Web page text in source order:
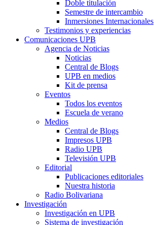
Doble titulación
Semestre de intercambio
Inmersiones Internacionales
Testimonios y experiencias
Comunicaciones UPB
Agencia de Noticias
Noticias
Central de Blogs
UPB en medios
Kit de prensa
Eventos
Todos los eventos
Escuela de verano
Medios
Central de Blogs
Impresos UPB
Radio UPB
Televisión UPB
Editorial
Publicaciones editoriales
Nuestra historia
Radio Bolivariana
Investigación
Investigación en UPB
Sistema de investigación